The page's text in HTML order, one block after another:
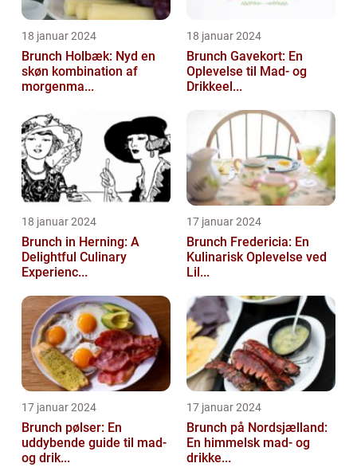
18 januar 2024
Brunch Holbæk: Nyd en
skøn kombination af
morgenma...
18 januar 2024
Brunch Gavekort: En
Oplevelse til Mad- og
Drikkeel...
18 januar 2024
Brunch in Herning: A
Delightful Culinary
Experienc...
17 januar 2024
Brunch Fredericia: En
Kulinarisk Oplevelse ved
Lil...
17 januar 2024
Brunch pølser: En
uddybende guide til mad-
og drik...
17 januar 2024
Brunch på Nordsjælland:
En himmelsk mad- og
drikke...